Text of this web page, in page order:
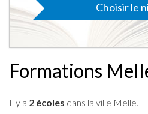
Choisir le
Formations
Il y a 2 écoles dans la ville Melle.